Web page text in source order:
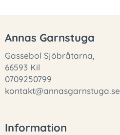
Annas Garnstuga
Gassebol Sjöbråtarna,
66593 Kil
0709250799
kontakt@annasgarnstuga.se
Information